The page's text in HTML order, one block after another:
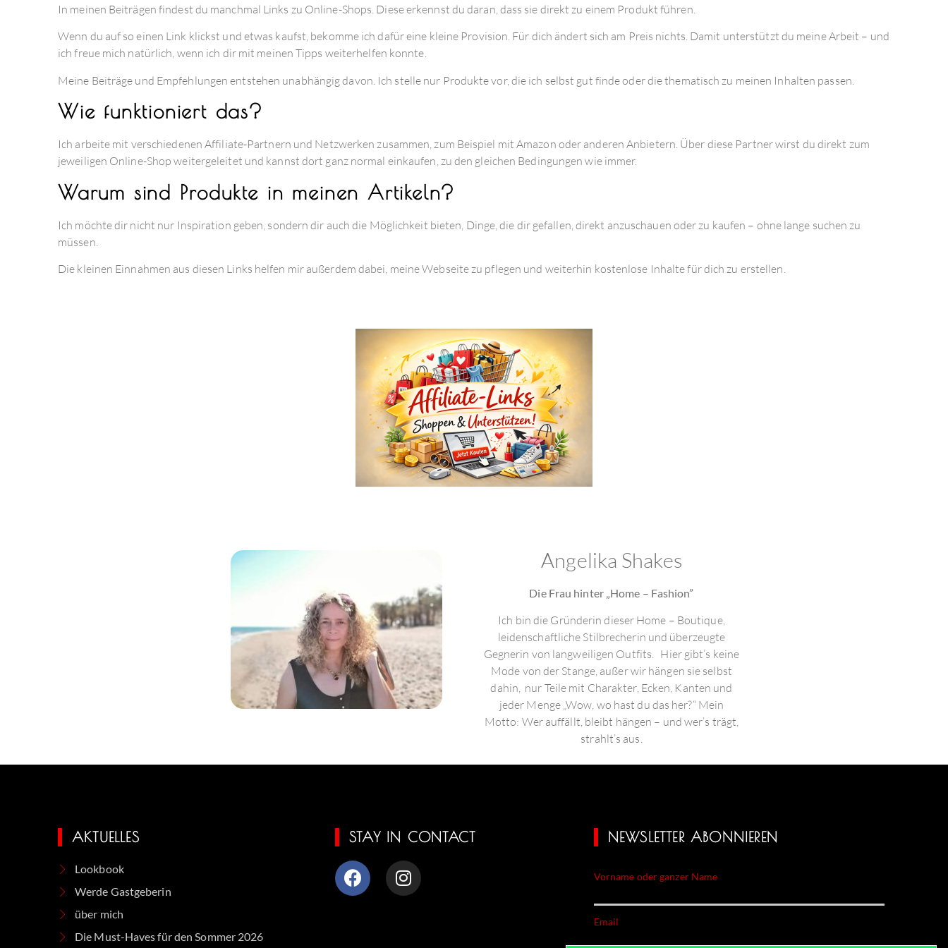
In meinen Beiträgen findest du manchmal Links zu Online-Shops. Diese erkennst du daran, dass sie direkt zu einem Produkt führen.
Wenn du auf so einen Link klickst und etwas kaufst, bekomme ich dafür eine kleine Provision. Für dich ändert sich am Preis nichts. Damit unterstützt du meine Arbeit – und
ich freue mich natürlich, wenn ich dir mit meinen Tipps weiterhelfen konnte.
Meine Beiträge und Empfehlungen entstehen unabhängig davon. Ich stelle nur Produkte vor, die ich selbst gut finde oder die thematisch zu meinen Inhalten passen.
Wie funktioniert das?
Ich arbeite mit verschiedenen Affiliate-Partnern und Netzwerken zusammen, zum Beispiel mit Amazon oder anderen Anbietern. Über diese Partner wirst du direkt zum
jeweiligen Online-Shop weitergeleitet und kannst dort ganz normal einkaufen, zu den gleichen Bedingungen wie immer.
Warum sind Produkte in meinen Artikeln?
Ich möchte dir nicht nur Inspiration geben, sondern dir auch die Möglichkeit bieten, Dinge, die dir gefallen, direkt anzuschauen oder zu kaufen – ohne lange suchen zu
müssen.
Die kleinen Einnahmen aus diesen Links helfen mir außerdem dabei, meine Webseite zu pflegen und weiterhin kostenlose Inhalte für dich zu erstellen.
Angelika Shakes
Die Frau hinter „Home – Fashion”
Ich bin die Gründerin dieser Home – Boutique,
leidenschaftliche Stilbrecherin und überzeugte
Gegnerin von langweiligen Outfits. Hier gibt’s keine
Mode von der Stange, außer wir hängen sie selbst
dahin, nur Teile mit Charakter, Ecken, Kanten und
jeder Menge „Wow, wo hast du das her?“ Mein
Motto: Wer auffällt, bleibt hängen – und wer’s trägt,
strahlt’s aus.
AKTUELLES
Lookbook
Werde Gastgeberin
über mich
Die Must-Haves für den Sommer 2026
STAY IN CONTACT NEWSLETTER ABONNIEREN
Vorname oder ganzer Name
Email